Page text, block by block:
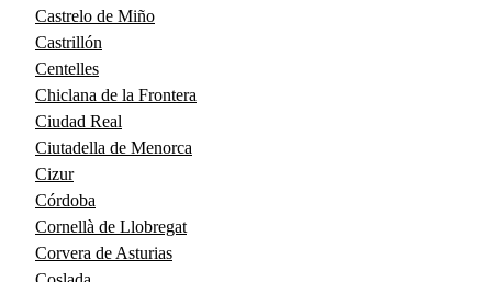
Castrelo de Miño
Castrillón
Centelles
Chiclana de la Frontera
Ciudad Real
Ciutadella de Menorca
Cizur
Córdoba
Cornellà de Llobregat
Corvera de Asturias